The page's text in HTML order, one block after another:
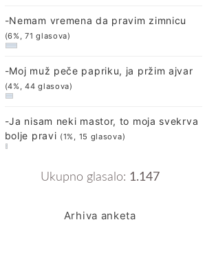
-Nemam vremena da pravim zimnicu
(6%, 71 glasova)
-Moj muž peče papriku, ja pržim ajvar
(4%, 44 glasova)
-Ja nisam neki mastor, to moja svekrva
bolje pravi (1%, 15 glasova)
Ukupno glasalo: 1.147
Arhiva anketa